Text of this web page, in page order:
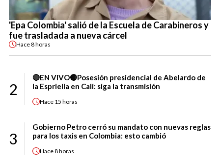
'Epa Colombia' salió de la Escuela de Carabineros y
fue trasladada a nueva cárcel
Hace8 horas
2
🔴EN VIVO🔴Posesión presidencial de Abelardo de
la Espriella en Cali: siga la transmisión
Hace 15 horas
3
Gobierno Petro cerró su mandato con nuevas reglas
para los taxis en Colombia: esto cambió
Hace8 horas